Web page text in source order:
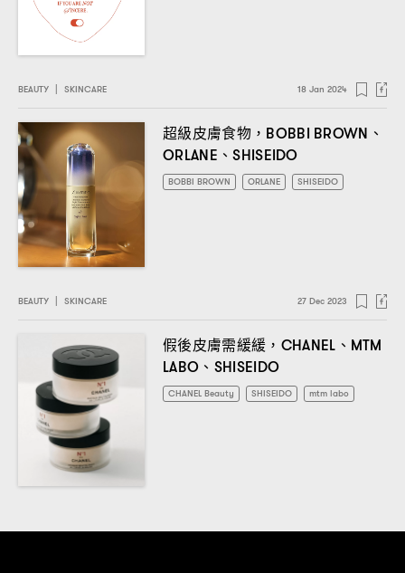
BEAUTY | SKINCARE 18 Jan 2024
超級皮膚食物，BOBBI BROWN 、
ORLANE 、SHISEIDO
BOBBI BROWN ORLANE SHISEIDO
BEAUTY | SKINCARE 27 Dec 2023
假後皮膚需緩緩 ，CHANEL 、 MTM
LABO 、 SHISEIDO
CHANEL Beauty SHISEIDO mtm labo